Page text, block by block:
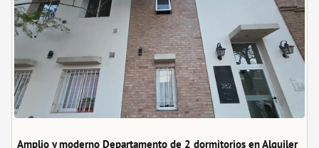
Amplio y moderno Departamento de 2 dormitorios en Alquiler